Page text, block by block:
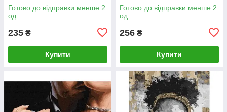
Готово до відправки менше 2
од.
235 ₴
Купити
Готово до відправки менше 2
од.
256 ₴
Купити